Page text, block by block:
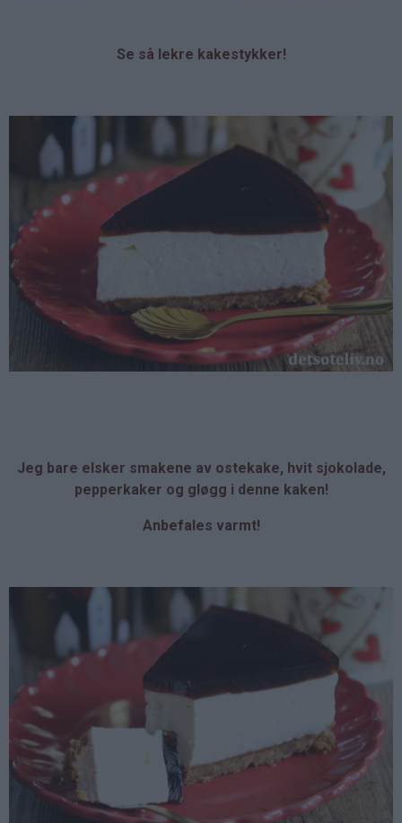
Se så lekre kakestykker!
Jeg bare elsker smakene av ostekake, hvit sjokolade,
pepperkaker og gløgg i denne kaken!
Anbefales varmt!